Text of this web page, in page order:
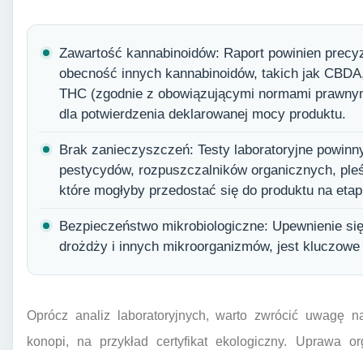
Zawartość kannabinoidów: Raport powinien
obecność innych kannabinoidów, takich jak
THC (zgodnie z obowiązującymi normami
dla potwierdzenia deklarowanej mocy produktu.
Brak zanieczyszczeń: Testy laboratoryjne
pestycydów, rozpuszczalników organicznych,
które mogłyby przedostać się do produktu na
Bezpieczeństwo mikrobiologiczne: Upewnienie
drożdży i innych mikroorganizmów, jest
Oprócz analiz laboratoryjnych, warto zwrócić uwagę
konopi, na przykład certyfikat ekologiczny. Uprawa